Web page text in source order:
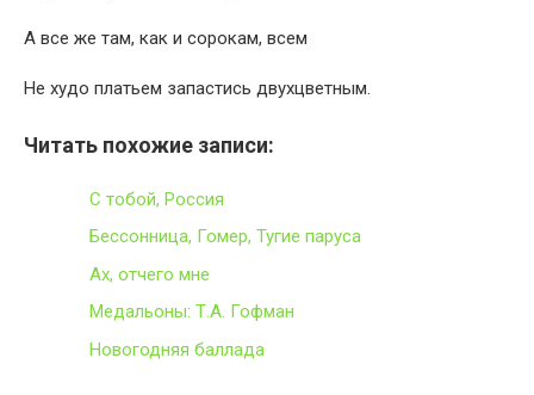
А все же там, как и сорокам, всем
Не худо платьем запастись двухцветным.
Читать похожие записи:
С тобой, Россия
Бессонница, Гомер, Тугие паруса
Ах, отчего мне
Медальоны: Т.А. Гофман
Новогодняя баллада